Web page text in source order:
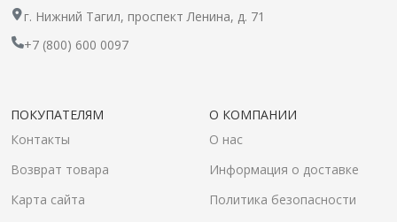
г. Нижний Тагил, проспект Ленина, д. 71
+7 (800) 600 0097
ПОКУПАТЕЛЯМ
Контакты
Возврат товара
Карта сайта
О КОМПАНИИ
О нас
Информация о доставке
Политика безопасности